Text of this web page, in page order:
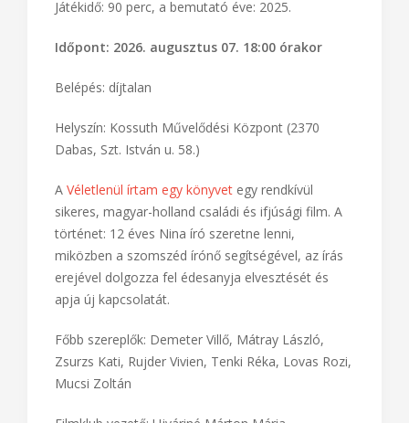
Játékidő: 90 perc, a bemutató éve: 2025.
Időpont: 2026. augusztus 07. 18:00 órakor
Belépés: díjtalan
Helyszín: Kossuth Művelődési Központ (2370
Dabas, Szt. István u. 58.)
A Véletlenül írtam egy könyvet egy rendkívül
sikeres, magyar-holland családi és ifjúsági film. A
történet: 12 éves Nina író szeretne lenni,
miközben a szomszéd írónő segítségével, az írás
erejével dolgozza fel édesanyja elvesztését és
apja új kapcsolatát.
Főbb szereplők: Demeter Villő, Mátray László,
Zsurzs Kati, Rujder Vivien, Tenki Réka, Lovas Rozi,
Mucsi Zoltán